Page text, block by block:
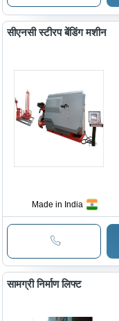
Made in India
सीएनसी स्टीरप बेंडिंग मशीन
सामग्री निर्माण लिफ्ट